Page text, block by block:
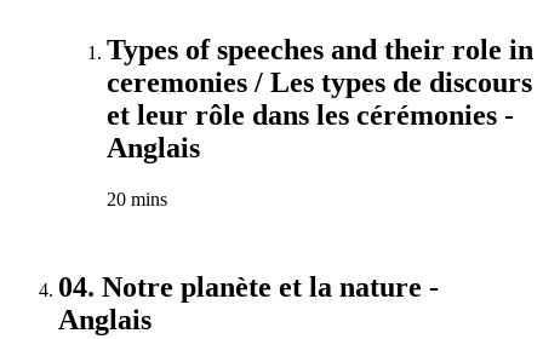
Types of speeches and their role in
ceremonies / Les types de discours
et leur rôle dans les cérémonies -
Anglais
20 mins
04. Notre planète et la nature -
Anglais